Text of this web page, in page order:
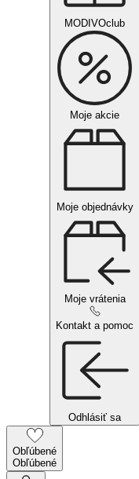
MODIVOclub
Moje akcie
Moje objednávky
Moje vrátenia
Kontakt a pomoc
Odhlásiť sa
Obľúbené
Obľúbené